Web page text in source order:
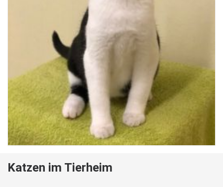
Katzen im Tierheim